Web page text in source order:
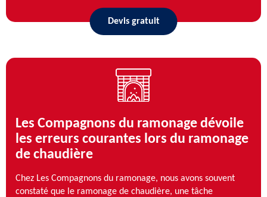
Devis gratuit
Les Compagnons du ramonage dévoile
les erreurs courantes lors du ramonage
de chaudière
Chez Les Compagnons du ramonage, nous avons souvent
constaté que le ramonage de chaudière, une tâche